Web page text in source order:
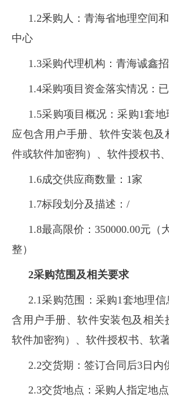
1.2釆购人：青海省地理空间
中心
1.3采购代理机构：青海诚鑫
1.4采购项目资金落实情况：
1.5采购项目概况：采购1套地
应包含用户手册、软件安装包及
件或软件加密狗）、软件授权书
1.6成交供应商数量：1家
1.7标段划分及描述：/
1.8最高限价：350000.00元（
整）
2采购范围及相关要求
2.1采购范围：采购1套地理
含用户手册、软件安装包及相关
软件加密狗）、软件授权书、软著
2.2交货期：签订合同后3日内
2.3交货地点：采购人指定地点